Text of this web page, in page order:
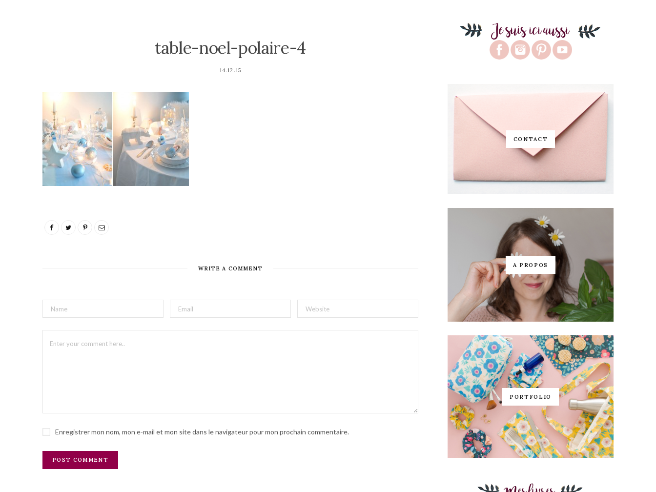
table-noel-polaire-4
14.12.15
WRITE A COMMENT
Enregistrer mon nom, mon e-mail et mon site dans le navigateur pour mon prochain commentaire.
CONTACT
A PROPOS
PORTFOLIO